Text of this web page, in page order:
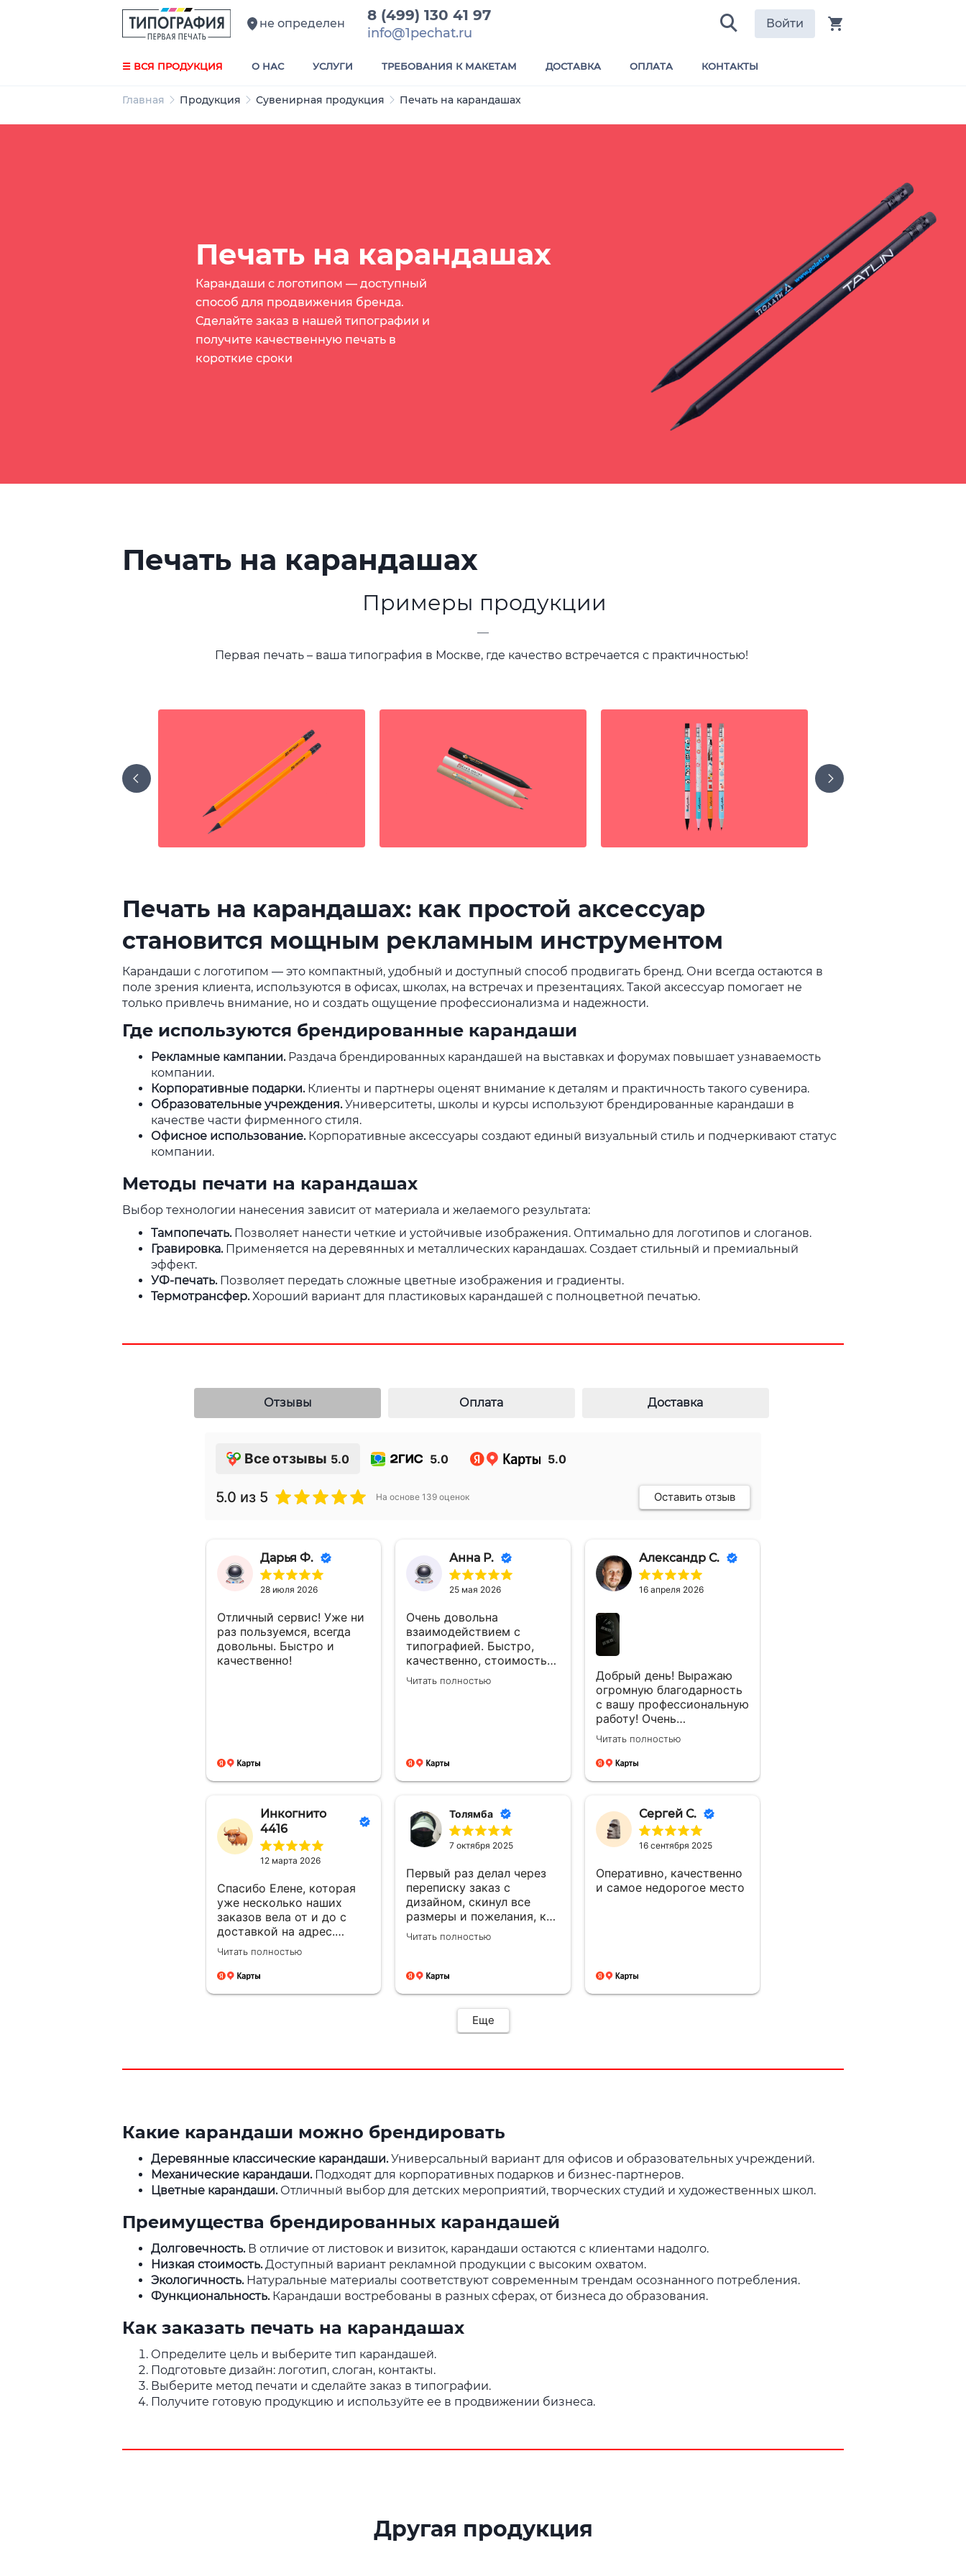
не определен 8 (499) 130 41 97
info@1pechat.ru
Войти
☰ ВСЯ ПРОДУКЦИЯ О НАС УСЛУГИ ТРЕБОВАНИЯ К МАКЕТАМ ДОСТАВКА ОПЛАТА КОНТАКТЫ
Главная Продукция Сувенирная продукция Печать на карандашах
Печать на карандашах
Карандаши с логотипом — доступный
способ для продвижения бренда.
Сделайте заказ в нашей типографии и
получите качественную печать в
короткие сроки
Печать на карандашах
Примеры продукции
—
Первая печать – ваша типография в Москве, где качество встречается с практичностью!
Печать на карандашах: как простой аксессуар
становится мощным рекламным инструментом
Карандаши с логотипом — это компактный, удобный и доступный способ продвигать бренд. Они всегда остаются в
поле зрения клиента, используются в офисах, школах, на встречах и презентациях. Такой аксессуар помогает не
только привлечь внимание, но и создать ощущение профессионализма и надежности.
Где используются брендированные карандаши
Рекламные кампании. Раздача брендированных карандашей на выставках и форумах повышает узнаваемость
компании.
Корпоративные подарки. Клиенты и партнеры оценят внимание к деталям и практичность такого сувенира.
Образовательные учреждения.Университеты, школы и курсы используют брендированные карандаши в
качестве части фирменного стиля.
Офисное использование. Корпоративные аксессуары создают единый визуальный стиль и подчеркивают статус
компании.
Методы печати на карандашах
Выбор технологии нанесения зависит от материала и желаемого результата:
Тампопечать. Позволяет нанести четкие и устойчивые изображения. Оптимально для логотипов и слоганов.
Гравировка. Применяется на деревянных и металлических карандашах. Создает стильный и премиальный
эффект.
УФ-печать. Позволяет передать сложные цветные изображения и градиенты.
Термотрансфер.Хороший вариант для пластиковых карандашей с полноцветной печатью.
Отзывы Оплата Доставка
Все отзывы 5.0 5.0 5.0
5.0 из 5 На основе139 оценок Оставить отзыв
Дарья Ф.
28 июля 2026
Отличный сервис! Уже ни
раз пользуемся, всегда
довольны. Быстро и
качественно!
Анна Р.
25 мая 2026
Очень довольна
взаимодействием с
типографией. Быстро,
качественно, стоимость
очень порадовала.
Спасибо! Хороших
Читать полностью
Александр С.
16 апреля 2026
Добрый день! Выражаю
огромную благодарность
с вашу профессиональную
работу! Очень
качественные (и
тактильно, и прорисовка)
визитки получил! Работал
за мгновенные ответы и
полное сопровождение
заказа!
Читать полностью
Инкогнито
4416
12 марта 2026
Спасибо Елене, которая
уже несколько наших
заказов вела от и до с
доставкой на адрес.
Очень чуткая. Она быстро
понимает ситуацию и
находит решения для
Читать полностью
Толямба
7 октября 2025
Первый раз делал через
переписку заказ с
дизайном, скинул все
размеры и пожелания, к
вечеру уже все было
готово и сразу оплатил,
большею...а сделали
отказалось что
самовывоз очень рядом с
договорились, все вышло
Читать полностью
Сергей С.
16 сентября 2025
Оперативно, качественно
и самое недорогое место
Еще
Какие карандаши можно брендировать
Деревянные классические карандаши.Универсальный вариант для офисов и образовательных учреждений.
Механические карандаши. Подходят для корпоративных подарков и бизнес-партнеров.
Цветные карандаши.Отличный выбор для детских мероприятий, творческих студий и художественных школ.
Преимущества брендированных карандашей
Долговечность. В отличие от листовок и визиток, карандаши остаются с клиентами надолго.
Низкая стоимость.Доступный вариант рекламной продукции с высоким охватом.
Экологичность. Натуральные материалы соответствуют современным трендам осознанного потребления.
Функциональность. Карандаши востребованы в разных сферах, от бизнеса до образования.
Как заказать печать на карандашах
Определите цель и выберите тип карандашей.
Подготовьте дизайн: логотип, слоган, контакты.
Выберите метод печати и сделайте заказ в типографии.
Получите готовую продукцию и используйте ее в продвижении бизнеса.
Другая продукция